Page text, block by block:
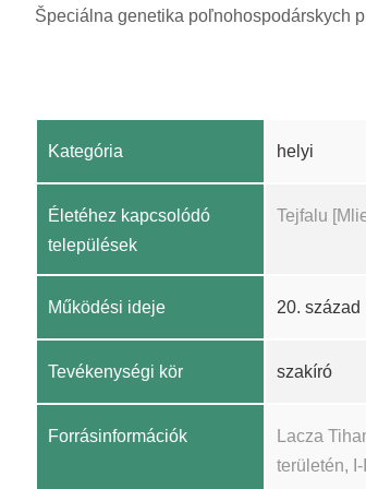
Špeciálna genetika poľnohospodárskych
Kategória helyi
Életéhez kapcsolódó
települések
Tejfalu
Működési ideje 20. század
Tevékenységi kör szakíró
Forrásinformációk
Lacza
területén,